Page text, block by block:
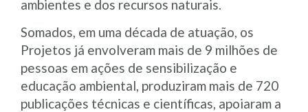
ambientes e dos recursos naturais.
Somados, em uma década de atuação, os
Projetos já envolveram mais de 9 milhões de
pessoas em ações de sensibilização e
educação ambiental, produziram mais de 720
publicações técnicas e científicas, apoiaram a